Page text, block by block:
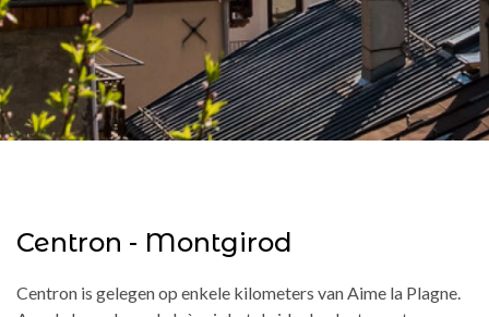
Centron - Montgirod
Centron is gelegen op enkele kilometers van Aime la Plagne.